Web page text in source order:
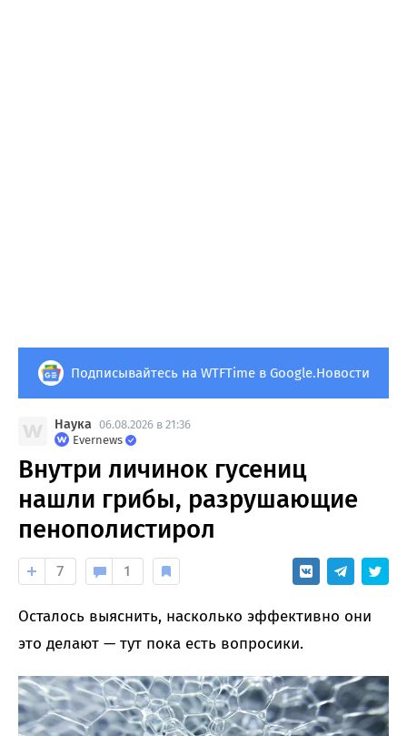
Подписывайтесь на WTFTime в Google.Новости
Наука 06.08.2026 в 21:36
Evernews
Внутри личинок гусениц
нашли грибы, разрушающие
пенополистирол
7 1
Осталось выяснить, насколько эффективно они
это делают — тут пока есть вопросики.